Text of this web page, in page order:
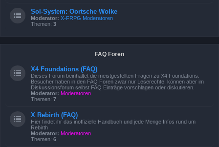
Sol-System: Oortsche Wolke
Moderator: X-FRPG Moderatoren
Themen: 3
FAQ Foren
X4 Foundations (FAQ)
Dieses Forum beinhaltet die meistgestellten Fragen zu X4 Foundations.
Besucher haben in den FAQ Foren zwar nur Leserechte, können aber im
Diskussionsforum selbst FAQ Einträge vorschlagen oder diskutieren.
Moderator: Moderatoren
Themen: 7
X Rebirth (FAQ)
Hier findet ihr das inoffizielle Handbuch und jede Menge Infos rund um
Rebirth
Moderator: Moderatoren
Themen: 6